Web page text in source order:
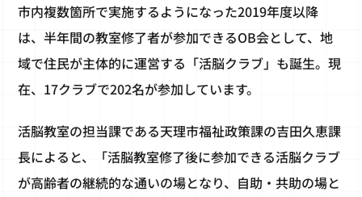
市内複数箇所で実施するようになった2019年度以降
は、半年間の教室修了者が参加できるOB会として、地
域で住民が主体的に運営する「活脳クラブ」も誕生。現
在、17クラブで202名が参加しています。
活脳教室の担当課である天理市福祉政策課の吉田久恵課
長によると、「活脳教室修了後に参加できる活脳クラブ
が高齢者の継続的な通いの場となり、自助・共助の場と